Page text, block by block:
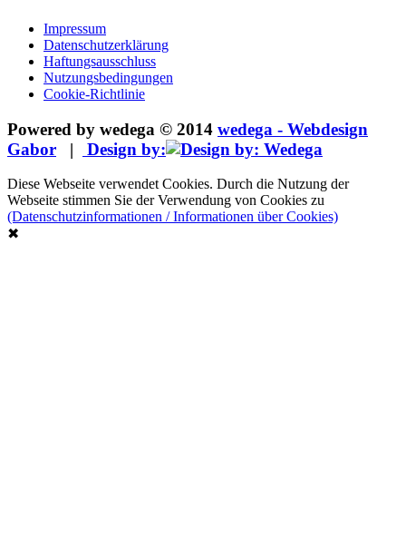
Impressum
Datenschutzerklärung
Haftungsausschluss
Nutzungsbedingungen
Cookie-Richtlinie
Powered by wedega © 2014 wedega - Webdesign
Gabor | Design by:
Diese Webseite verwendet Cookies. Durch die Nutzung der
Webseite stimmen Sie der Verwendung von Cookies zu
(Datenschutzinformationen / Informationen über Cookies)
✖